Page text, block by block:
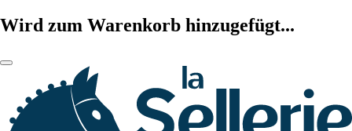
Wird zum Warenkorb hinzugefügt...